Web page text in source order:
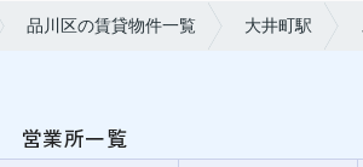
品川区の賃貸物件一覧 大井町駅
営業所一覧